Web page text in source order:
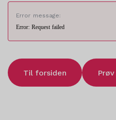
Error message:
Error: Request failed
Til forsiden